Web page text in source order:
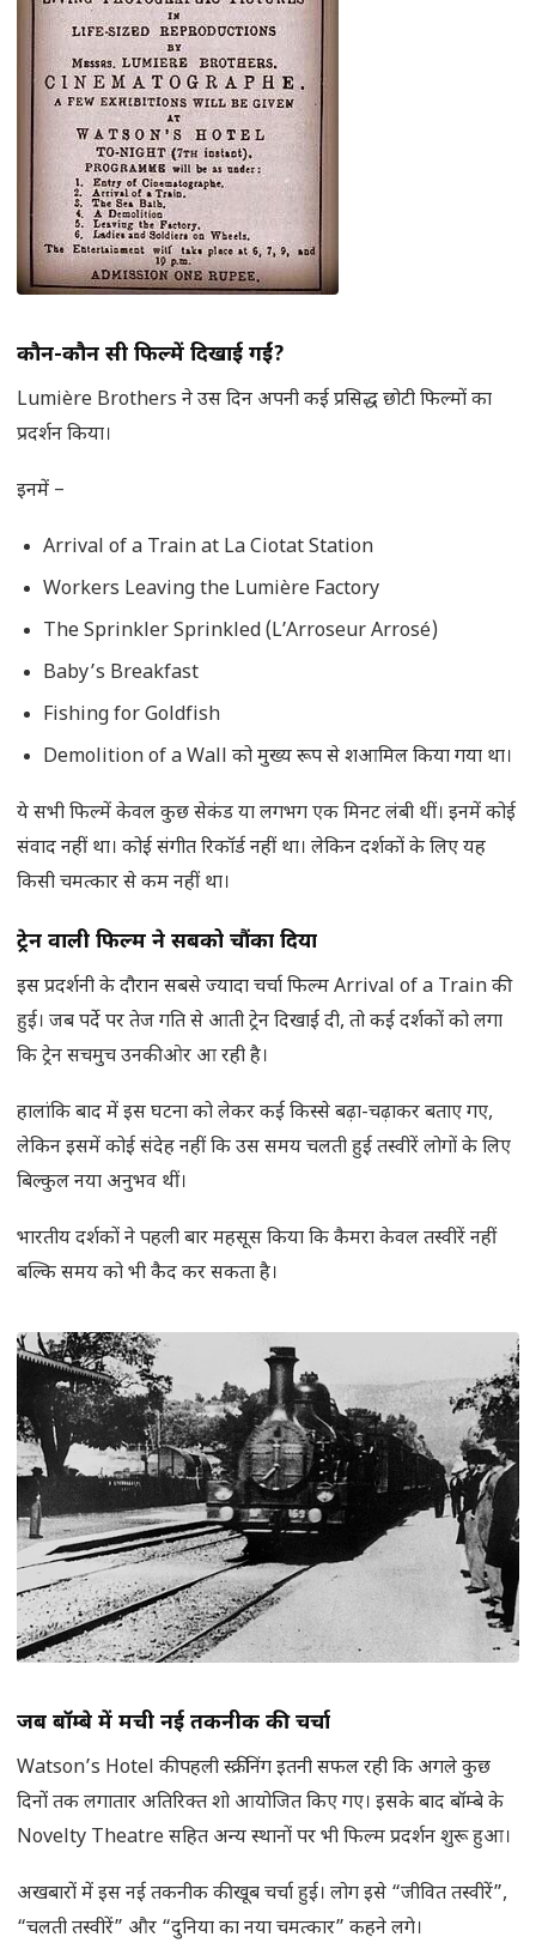
कौन-कौन सी फिल्में दिखाई गईं?
Lumière Brothers ने उस दिन अपनी कई प्रसिद्ध छोटी फिल्मों का
प्रदर्शन किया।
इनमें –
Arrival of a Train at La Ciotat Station
Workers Leaving the Lumière Factory
The Sprinkler Sprinkled (L’Arroseur Arrosé)
Baby’s Breakfast
Fishing for Goldfish
Demolition of a Wall को मुख्य रूप से शआमिल किया गया था।
ये सभी फिल्में केवल कुछ सेकंड या लगभग एक मिनट लंबी थीं। इनमें कोई
संवाद नहीं था। कोई संगीत रिकॉर्ड नहीं था। लेकिन दर्शकों के लिए यह
किसी चमत्कार से कम नहीं था।
ट्रेन वाली फिल्म ने सबको चौंका दिया
इस प्रदर्शनी के दौरान सबसे ज्यादा चर्चा फिल्म Arrival of a Train की
हुई। जब पर्दे पर तेज गति से आती ट्रेन दिखाई दी, तो कई दर्शकों को लगा
कि ट्रेन सचमुच उनकी ओर आ रही है।
हालांकि बाद में इस घटना को लेकर कई किस्से बढ़ा-चढ़ाकर बताए गए,
लेकिन इसमें कोई संदेह नहीं कि उस समय चलती हुई तस्वीरें लोगों के लिए
बिल्कुल नया अनुभव थीं।
भारतीय दर्शकों ने पहली बार महसूस किया कि कैमरा केवल तस्वीरें नहीं
बल्कि समय को भी कैद कर सकता है।
जब बॉम्बे में मची नई तकनीक की चर्चा
Watson’s Hotel की पहली स्क्रीनिंग इतनी सफल रही कि अगले कुछ
दिनों तक लगातार अतिरिक्त शो आयोजित किए गए। इसके बाद बॉम्बे के
Novelty Theatre सहित अन्य स्थानों पर भी फिल्म प्रदर्शन शुरू हुआ।
अखबारों में इस नई तकनीक की खूब चर्चा हुई। लोग इसे “जीवित तस्वीरें”,
“चलती तस्वीरें” और “दुनिया का नया चमत्कार” कहने लगे।